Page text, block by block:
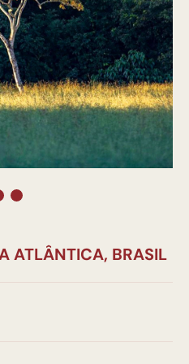
ATLÂNTICA, BRASIL